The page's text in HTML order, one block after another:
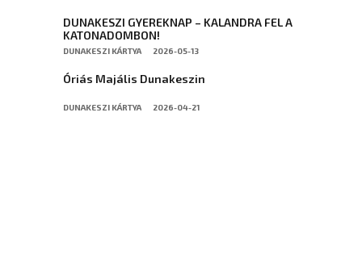
DUNAKESZI GYEREKNAP – KALANDRA FEL A
KATONADOMBON!
DUNAKESZI KÁRTYA 2026-05-13
Óriás Majális Dunakeszin
DUNAKESZI KÁRTYA 2026-04-21